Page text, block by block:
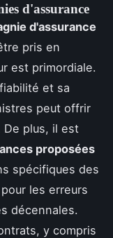
d'assurance
d'assurance
pris en
est primordiale.
et sa
peut offrir
plus, il est
proposées
spécifiques des
les erreurs
décennales.
y compris